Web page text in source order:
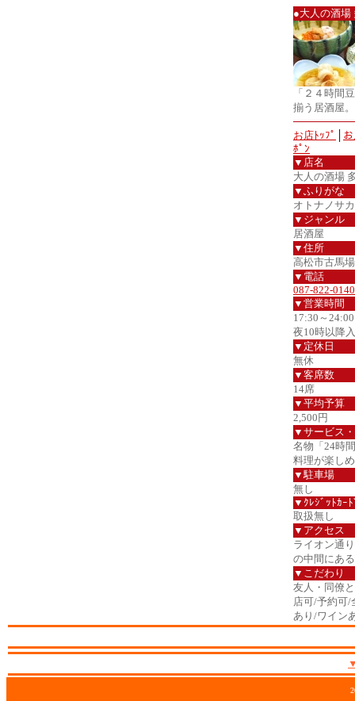
●大人の酒場
「２４時間
揃う居酒屋。
お店ﾄｯﾌﾟ
ﾎﾟﾝ
▼店名
大人の酒場
▼ふりがな
オトナノサ
▼ジャンル
居酒屋
▼住所
高松市古馬
▼電話
087-822-0140
▼営業時間
17:30～24:00
夜10時以降
▼定休日
無休
▼客席数
14席
▼平均予算
2,500円
▼サービス
名物「24時
料理が楽し
▼駐車場
無し
▼ｸﾚｼﾞｯﾄｶｰﾄ
取扱無し
▼アクセス
ライオン通
の中間にあ
▼こだわり
友人・同僚
店可/予約可/
あり/ワイン